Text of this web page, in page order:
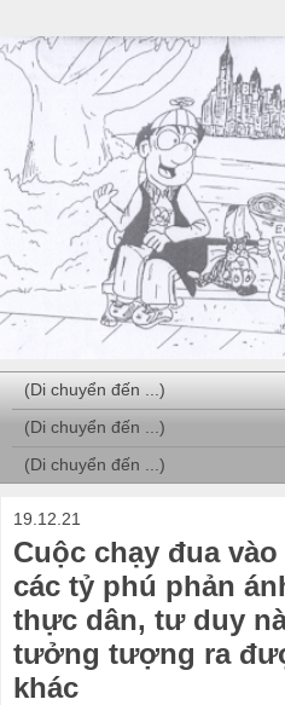
19.12.21
Cuộc chạy đua
các tỷ phú phản
thực dân, tư duy
tưởng tượng ra
khác